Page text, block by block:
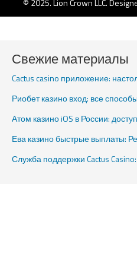
© 2025. Lion Crown LLC.
Свежие материалы
Cactus casino приложение:
Риобет казино вход: все
Атом казино iOS в России:
Ева казино быстрые выплаты:
Служба поддержки Cactus